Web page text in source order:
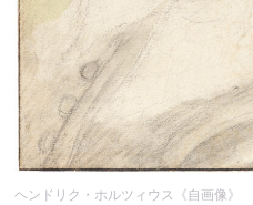
ヘンドリク・ホルツィウス《自画像